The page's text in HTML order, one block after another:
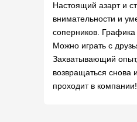
Настоящий азарт и
внимательности и
соперников.
Можно играть с
Захватывающий
возвращаться снова
проходит в компании!